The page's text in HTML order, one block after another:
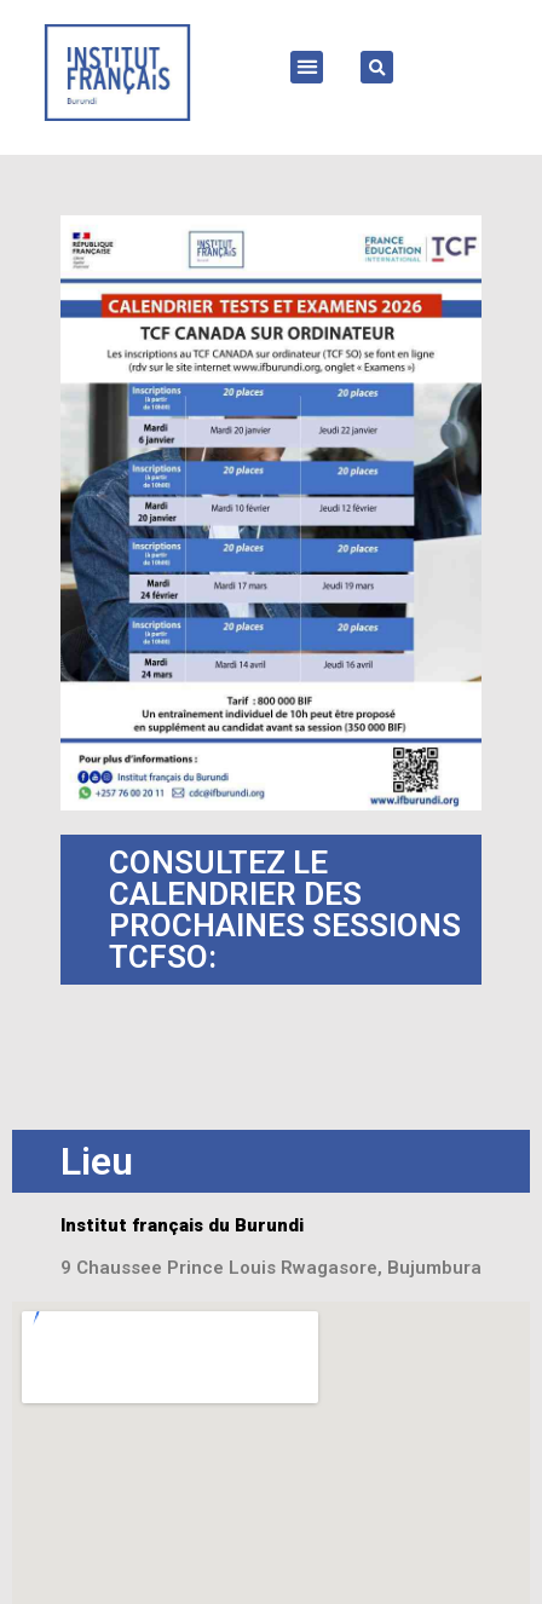
CONSULTEZ LE
CALENDRIER DES
PROCHAINES SESSIONS
TCFSO:
Lieu
Institut français du Burundi
9 Chaussee Prince Louis Rwagasore, Bujumbura